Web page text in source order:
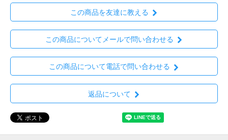
この商品を友達に教える
この商品についてメールで問い合わせる
この商品について電話で問い合わせる
返品について